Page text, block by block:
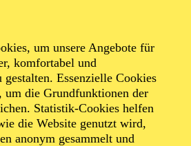
um unsere Angebote für
komfortabel und
Essenzielle Cookies
um die Grundfunktionen der
Statistik-Cookies helfen
die Website genutzt wird,
anonym gesammelt und
Johannes Brahms, Robert
Prokofjew, Sofia Gubaidulina
Pro Arte Konzert GmbH